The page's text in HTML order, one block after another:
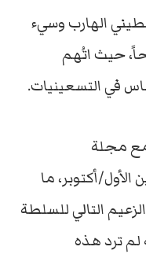
الهارب وسيء
حيث اتُهم
في التسعينيات.
مجلة
أكتوبر، ما
التالي للسلطة
لم ترد هذه